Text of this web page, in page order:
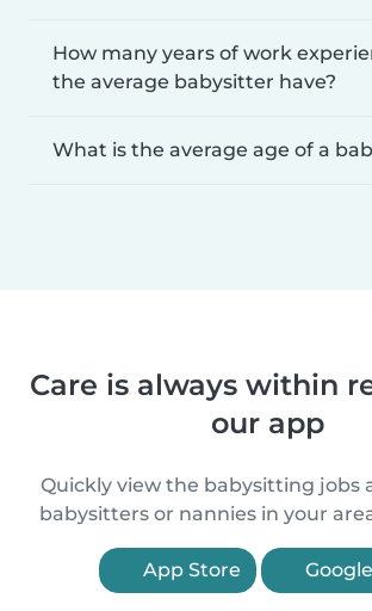
How many years of work
the average babysitter have?
What is the average age of a
Care is always within
our app
Quickly view the babysitting jobs
babysitters or nannies in your
App Store